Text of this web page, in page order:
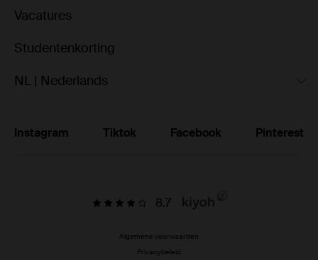
Vacatures
Studentenkorting
NL | Nederlands
Instagram Tiktok Facebook Pinterest
8.7
Algemene voorwaarden
Privacybeleid